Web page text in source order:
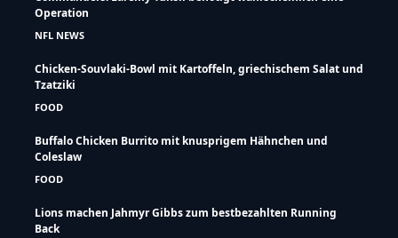
Operation
NFL NEWS
Chicken-Souvlaki-Bowl mit Kartoffeln, griechischem Salat und
Tzatziki
FOOD
Buffalo Chicken Burrito mit knusprigem Hähnchen und
Coleslaw
FOOD
Lions machen Jahmyr Gibbs zum bestbezahlten Running
Back